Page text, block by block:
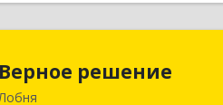
Верное решение
Лобня